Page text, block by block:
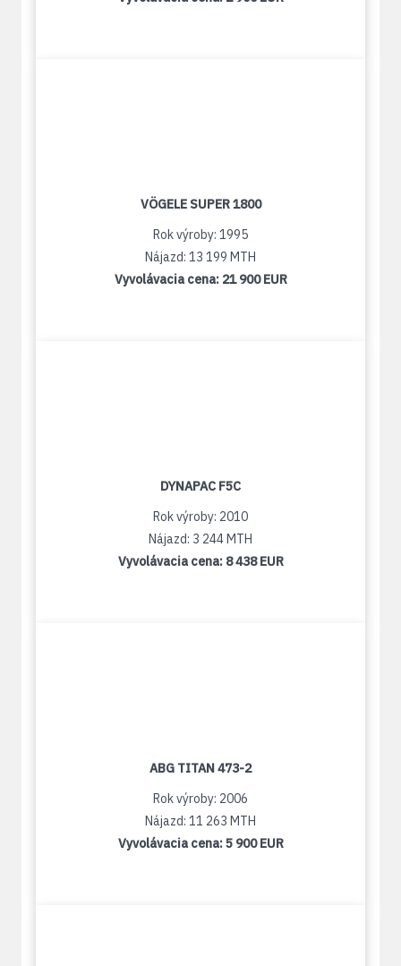
VÖGELE SUPER 1800
Rok výroby: 1995
Nájazd: 13 199 MTH
Vyvolávacia cena: 21 900 EUR
DYNAPAC F5C
Rok výroby: 2010
Nájazd: 3 244 MTH
Vyvolávacia cena: 8 438 EUR
ABG TITAN 473-2
Rok výroby: 2006
Nájazd: 11 263 MTH
Vyvolávacia cena:5 900 EUR